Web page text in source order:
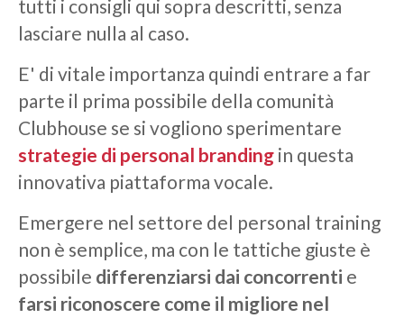
tutti i consigli qui sopra descritti, senza
lasciare nulla al caso.
E' di vitale importanza quindi entrare a far
parte il prima possibile della comunità
Clubhouse se si vogliono sperimentare
strategie di personal branding in questa
innovativa piattaforma vocale.
Emergere nel settore del personal training
non è semplice, ma con le tattiche giuste è
possibile differenziarsi dai concorrenti e
farsi riconoscere come il migliore nel